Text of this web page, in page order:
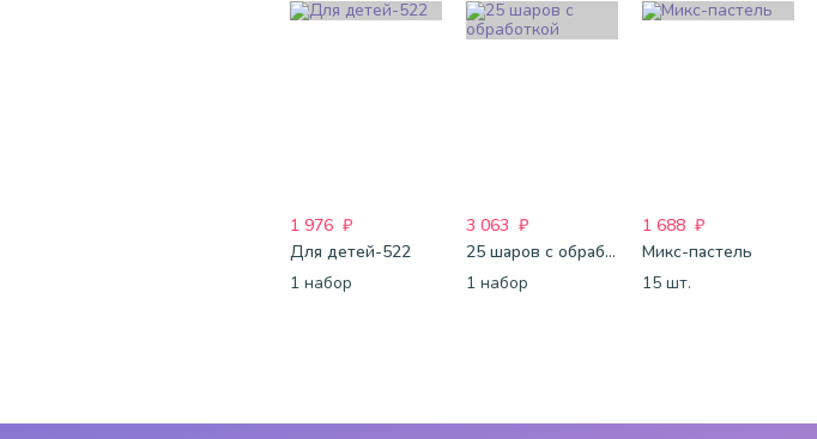
1 976 ₽
Для детей-522
1 набор
3 063 ₽
25 шаров с обработкой
1 набор
1 688 ₽
Микс-пастель
15 шт.